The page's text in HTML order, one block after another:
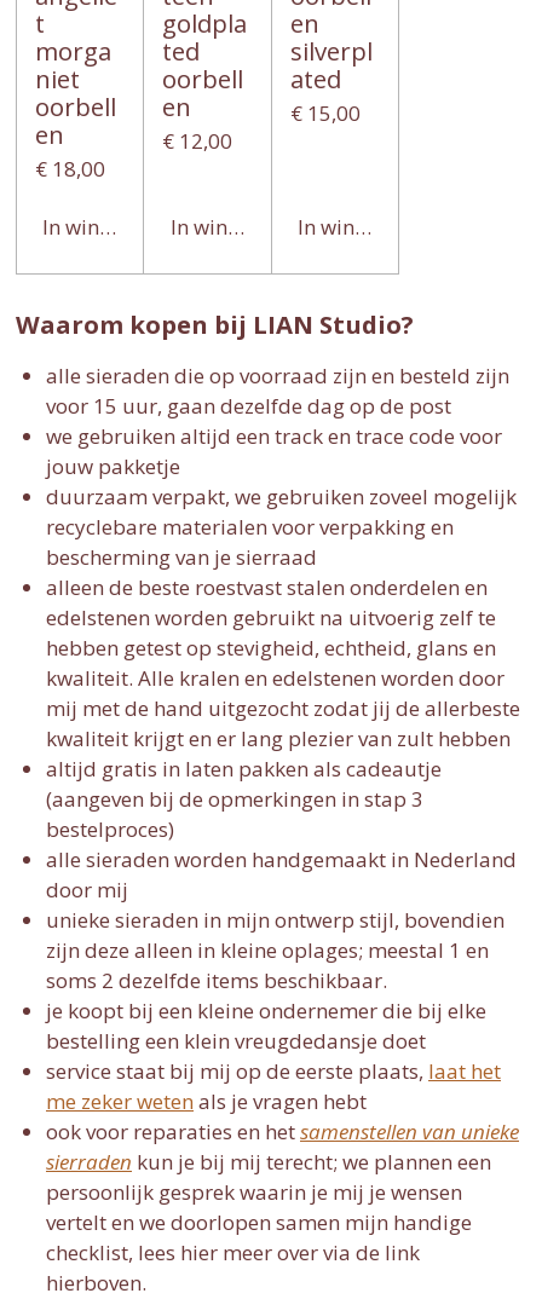
t
morga
niet
oorbell
en
€ 18,00
In winkelwagen
goldpla
ted
oorbell
en
€ 12,00
In winkelwagen
en
silverpl
ated
€ 15,00
In winkelwagen
Waarom kopen bij LIAN Studio?
alle sieraden die op voorraad zijn en besteld zijn
voor 15 uur, gaan dezelfde dag op de post
we gebruiken altijd een track en trace code voor
jouw pakketje
duurzaam verpakt, we gebruiken zoveel mogelijk
recyclebare materialen voor verpakking en
bescherming van je sierraad
alleen de beste roestvast stalen onderdelen en
edelstenen worden gebruikt na uitvoerig zelf te
hebben getest op stevigheid, echtheid, glans en
kwaliteit. Alle kralen en edelstenen worden door
mij met de hand uitgezocht zodat jij de allerbeste
kwaliteit krijgt en er lang plezier van zult hebben
altijd gratis in laten pakken als cadeautje
(aangeven bij de opmerkingen in stap 3
bestelproces)
alle sieraden worden handgemaakt in Nederland
door mij
unieke sieraden in mijn ontwerp stijl, bovendien
zijn deze alleen in kleine oplages; meestal 1 en
soms 2 dezelfde items beschikbaar.
je koopt bij een kleine ondernemer die bij elke
bestelling een klein vreugdedansje doet
service staat bij mij op de eerste plaats, laat het
me zeker wetenals je vragen hebt
ook voor reparaties en hetsamenstellen van unieke
sierraden kun je bij mij terecht; we plannen een
persoonlijk gesprek waarin je mij je wensen
vertelt en we doorlopen samen mijn handige
checklist, lees hier meer over via de link
hierboven.